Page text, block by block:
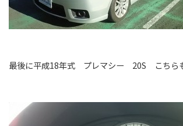
最後に平成18年式 プレマシー 20S こちら